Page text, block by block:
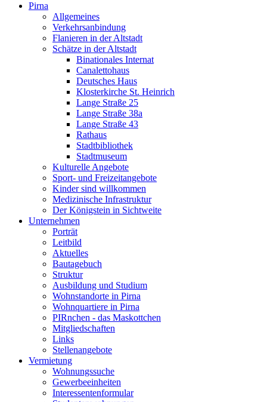
Pirna
Allgemeines
Verkehrsanbindung
Flanieren in der Altstadt
Schätze in der Altstadt
Binationales Internat
Canalettohaus
Deutsches Haus
Klosterkirche St. Heinrich
Lange Straße 25
Lange Straße 38a
Lange Straße 43
Rathaus
Stadtbibliothek
Stadtmuseum
Kulturelle Angebote
Sport- und Freizeitangebote
Kinder sind willkommen
Medizinische Infrastruktur
Der Königstein in Sichtweite
Unternehmen
Porträt
Leitbild
Aktuelles
Bautagebuch
Struktur
Ausbildung und Studium
Wohnstandorte in Pirna
Wohnquartiere in Pirna
PIRnchen - das Maskottchen
Mitgliedschaften
Links
Stellenangebote
Vermietung
Wohnungssuche
Gewerbeeinheiten
Interessentenformular